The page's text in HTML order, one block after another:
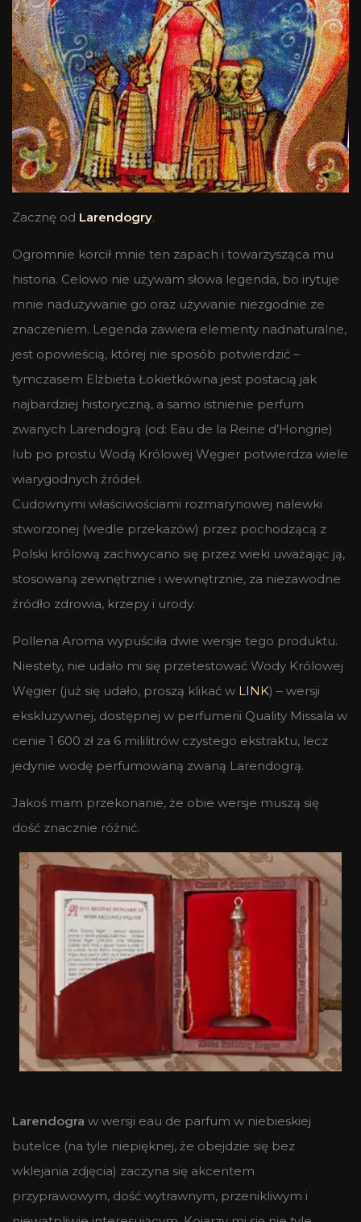
Zacznę od Larendogry.
Ogromnie korcił mnie ten zapach i towarzysząca mu
historia. Celowo nie używam słowa legenda, bo irytuje
mnie nadużywanie go oraz używanie niezgodnie ze
znaczeniem. Legenda zawiera elementy nadnaturalne,
jest opowieścią, której nie sposób potwierdzić –
tymczasem Elżbieta Łokietkówna jest postacią jak
najbardziej historyczną, a samo istnienie perfum
zwanych Larendogrą (od: Eau de la Reine d’Hongrie)
lub po prostu Wodą Królowej Węgier potwierdza wiele
wiarygodnych źródeł.
Cudownymi właściwościami rozmarynowej nalewki
stworzonej (wedle przekazów) przez pochodzącą z
Polski królową zachwycano się przez wieki uważając ją,
stosowaną zewnętrznie i wewnętrznie, za niezawodne
źródło zdrowia, krzepy i urody.
Pollena Aroma wypuściła dwie wersje tego produktu.
Niestety, nie udało mi się przetestować Wody Królowej
Węgier (już się udało, proszą klikać w LINK) – wersji
ekskluzywnej, dostępnej w perfumerii Quality Missala w
cenie 1 600 zł za 6 mililitrów czystego ekstraktu, lecz
jedynie wodę perfumowaną zwaną Larendogrą.
Jakoś mam przekonanie, że obie wersje muszą się
dość znacznie różnić.
Larendogra w wersji eau de parfum w niebieskiej
butelce (na tyle niepięknej, że obejdzie się bez
wklejania zdjęcia) zaczyna się akcentem
przyprawowym, dość wytrawnym, przenikliwym i